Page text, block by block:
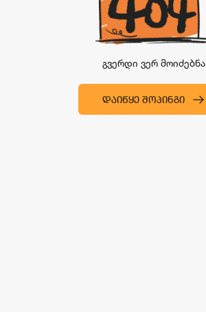
გვერდი ვერ მოიძებნა
ᲓᲐᲘᲬᲧᲔ ᲨᲝᲞᲘᲜᲒᲘ